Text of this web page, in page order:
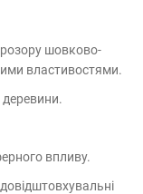
шовково-
властивостями.
деревини.
впливу.